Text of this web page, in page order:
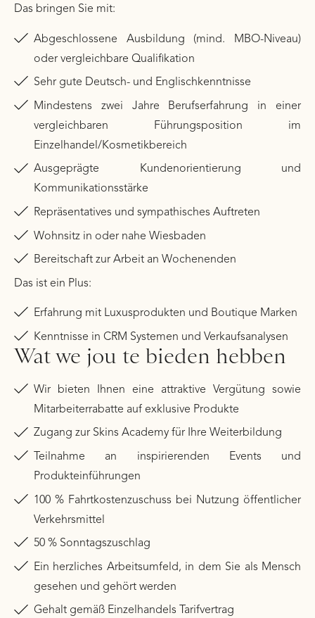
Das bringen Sie mit:
Abgeschlossene Ausbildung (mind. MBO-Niveau)
oder vergleichbare Qualifikation
Sehr gute Deutsch- und Englischkenntnisse
Mindestens zwei Jahre Berufserfahrung in einer
vergleichbaren Führungsposition im
Einzelhandel/Kosmetikbereich
Ausgeprägte Kundenorientierung und
Kommunikationsstärke
Repräsentatives und sympathisches Auftreten
Wohnsitz in oder nahe Wiesbaden
Bereitschaft zur Arbeit an Wochenenden
Das ist ein Plus:
Erfahrung mit Luxusprodukten und Boutique Marken
Kenntnisse in CRM Systemen und Verkaufsanalysen
Wat we jou te bieden hebben
Wir bieten Ihnen eine attraktive Vergütung sowie
Mitarbeiterrabatte auf exklusive Produkte
Zugang zur Skins Academy für Ihre Weiterbildung
Teilnahme an inspirierenden Events und
Produkteinführungen
100 % Fahrtkostenzuschuss bei Nutzung öffentlicher
Verkehrsmittel
50 % Sonntagszuschlag
Ein herzliches Arbeitsumfeld, in dem Sie als Mensch
gesehen und gehört werden
Gehalt gemäß Einzelhandels Tarifvertrag